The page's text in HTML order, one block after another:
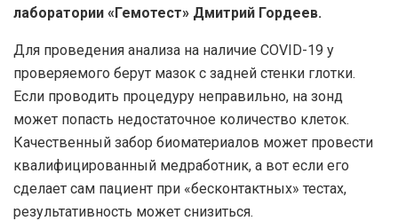
лаборатории «Гемотест» Дмитрий Гордеев.
Для проведения анализа на наличие COVID-19 у
проверяемого берут мазок с задней стенки глотки.
Если проводить процедуру неправильно, на зонд
может попасть недостаточное количество клеток.
Качественный забор биоматериалов может провести
квалифицированный медработник, а вот если его
сделает сам пациент при «бесконтактных» тестах,
результативность может снизиться.